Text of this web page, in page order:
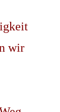
wir